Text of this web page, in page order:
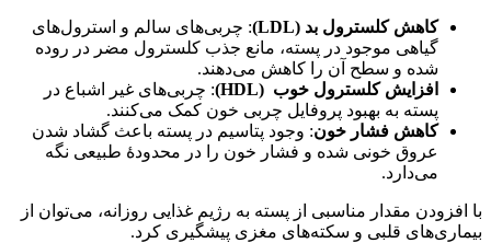
کاهش کلسترول بد (LDL)
: چربی‌های سالم و استرول‌های
گیاهی موجود در پسته، مانع جذب کلسترول مضر در روده
شده و سطح آن را کاهش می‌دهند.
افزایش کلسترول خوب (HDL)
: چربی‌های غیر اشباع در
پسته به بهبود پروفایل چربی خون کمک می‌کنند.
کاهش فشار خون: وجود پتاسیم در پسته باعث گشاد شدن
عروق خونی شده و فشار خون را در محدودۀ طبیعی نگه
می‌دارد.
با افزودن مقدار مناسبی از پسته به رژیم غذایی روزانه، می‌توان از
بیماری‌های قلبی و سکته‌های مغزی پیشگیری کرد.